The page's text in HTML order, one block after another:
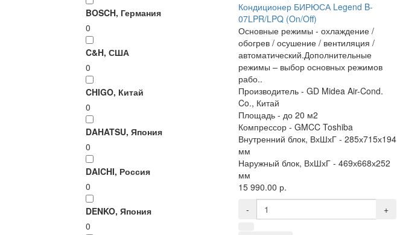
BOSCH, Германия
0
C&H, США
0
CHIGO, Китай
0
DAHATSU, Япония
0
DAICHI, Россия
0
DENKO, Япония
0
Кондиционер БИРЮСА Legend B-
07LPR/LPQ (On/Off)
Основные режимы - охлаждение /
обогрев / осушение / вентиляция /
автоматический.Дополнительные
режимы – выбор основных режимов
рабо..
Производитель - GD Midea Air-Cond.
Co., Китай
Площадь - до 20 м2
Компрессор - GMCC Toshiba
Внутренний блок, ВхШхГ - 285х715х194
мм
Наружный блок, ВхШхГ - 469х668х252
мм
15 990.00 р.
-
+